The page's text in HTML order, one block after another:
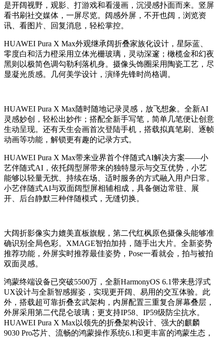
是开阔视野，观影、打游戏和看漫画，沉浸感扑面而来。竖屏
看书刷社交媒体，一屏尽览。阔感外屏，不开也阔，浏览资
讯、看图片、回复消息，轻松掌控。
HUAWEI Pura X Max外观继承阔折叠家族化设计，星际蓝、
零度白和活力橙采用立体光栅玻璃，灵动深邃；橄榄金和幻夜
黑则以极简色调勾勒利落机身。摄像头饰圈采用陶瓷工艺，尽
显凝光质感。几何美学设计，演绎先锋时尚格调。
HUAWEI Pura X Max随时随地记录灵感，放飞想象。全新AI
灵感妙创，轻松出妙作；搭配全新手写笔，简单几笔便让创意
生动呈现。还有天生会画首次登陆手机，搭载拟真笔刷、逐帧
动画等功能，解锁更有趣的记录方式。
HUAWEI Pura X Max带来业界首个伴随式AI解决方案——小
艺伴随式AI，依托阔型屏带来的独特显示与交互优势，小艺
能够以轻量无扰、持续在场、适时服务的方式融入用户日常。
小艺伴随式AI与双面阔型屏相辅相成，具备侧边常驻、展
开、后台静默三种伴随模式，无缝切换。
大阔折影像实力媲美直板旗舰，第二代红枫原色摄像头能够准
确识别全局色彩。XMAGE智拍加持，随手出大片。全新姿势
推荐功能，外屏实时推荐最佳姿势，Pose一看就会，拍与被拍
双面灵感。
鸿蒙终端设备已突破5500万，全新HarmonyOS 6.1带来悬浮式
UX设计与全新智感握姿，实现更开阔、易用的交互体验。此
外，搭载超可靠折叠玄武架构，内屏配置三重复合屏幕叠层，
外屏采用第二代昆仑玻璃；更支持IP58、IP59级防尘抗水。
HUAWEI Pura X Max以领先的折叠架构设计、强大的麒麟
9030 Pro芯片、流畅的鸿蒙操作系统6.1和更丰富的鸿蒙生态，